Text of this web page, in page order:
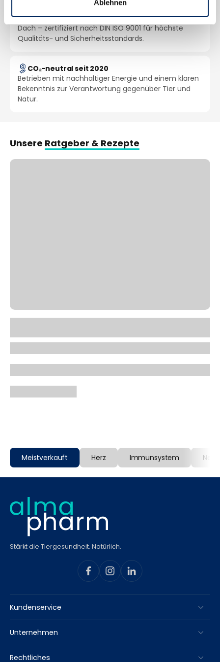
Ablehnen
In-house im Allgäu, Deutschland
Forschung, Entwicklung und Produktion unter einem
Dach – zertifiziert nach DIN ISO 9001 für höchste
Qualitäts- und Sicherheitsstandards.
CO₂-neutral seit 2020
Betrieben mit nachhaltiger Energie und einem klaren
Bekenntnis zur Verantwortung gegenüber Tier und
Natur.
Unsere Ratgeber & Rezepte
Meistverkauft Herz Immunsystem
Stärkt die Tiergesundheit. Natürlich.
Kundenservice
Unternehmen
Rechtliches